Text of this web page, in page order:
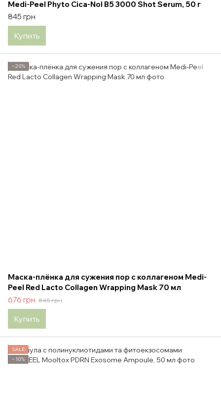
Medi-Peel Phyto Cica-Nol B5 3000 Shot Serum, 50 г
845 грн
Купить
−20%
Маска-плёнка для сужения пор с коллагеном Medi-
Peel Red Lacto Collagen Wrapping Mask 70 мл
676 грн 845 грн
Купить
SALE
−10%